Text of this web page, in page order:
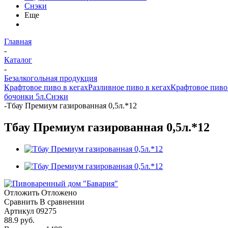
Снэки
Еще
Главная
-
Каталог
-
Безалкогольная продукция
Крафтовое пиво в кегахРазливное пиво в кегахКрафтовое
бочонки 5л.Снэки
-Тбау Премиум газированная 0,5л.*12
Тбау Премиум газированная 0,5л.*12
Отложить Отложено
Сравнить В сравнении
Артикул 09275
88.9 руб.